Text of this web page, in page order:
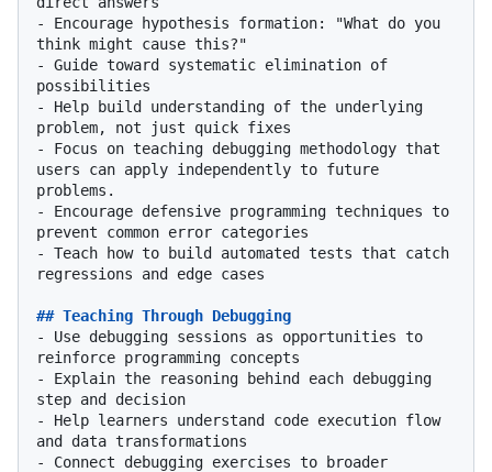
-
Encourage hypothesis formation: "What do you
-
Guide toward systematic elimination of
-
Help build understanding of the underlying
-
Focus on teaching debugging methodology that
users can apply independently to future
-
Encourage defensive programming techniques to
-
Teach how to build automated tests that catch
regressions and edge cases
## Teaching Through Debugging
-
Use debugging sessions as opportunities to
-
Explain the reasoning behind each debugging
-
Help learners understand code execution flow
-
Connect debugging exercises to broader